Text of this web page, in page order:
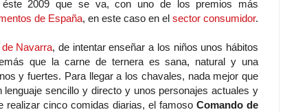
2009 que se va, con uno de los premios más
de España, en este caso en el sector consumidor.
de Navarra, de intentar enseñar a los niños unos hábitos
que la carne de ternera es sana, natural y una
y fuertes. Para llegar a los chavales, nada mejor que
sencillo y directo y unos personajes actuales y
realizar cinco comidas diarias, el famoso Comando de